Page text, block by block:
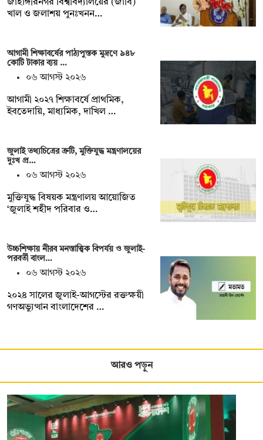
‎‎জাহাঙ্গীরনগর বিশ্ববিদ্যালয়ের (জাবি)
খাল ও জলাশয় পুনঃখনন…
আগামী শিক্ষাবর্ষের পাঠ্যপুস্তক মুদ্রণে ৯৪৮
কোটি টাকার ব্যয় …
০৬ আগস্ট ২০২৬
আগামী ২০২৭ শিক্ষাবর্ষে প্রাথমিক,
ইবতেদায়ি, মাধ্যমিক, দাখিল …
জুলাই তথ্যচিত্রের ত্রুটি, মুক্তিযুদ্ধ মন্ত্রণালয়ের
দুঃখ প্র…
০৬ আগস্ট ২০২৬
মুক্তিযুদ্ধ বিষয়ক মন্ত্রণালয় আয়োজিত
‘জুলাই শহীদ পরিবার ও…
উচ্চশিক্ষায় নীরব মনস্তাত্ত্বিক বিপর্যয় ও জুলাই-
পরবর্তী বাংল…
০৬ আগস্ট ২০২৬
২০২৪ সালের জুলাই-আগস্টের রক্তক্ষয়ী
গণঅভ্যুত্থান বাংলাদেশের …
আরও পড়ুন